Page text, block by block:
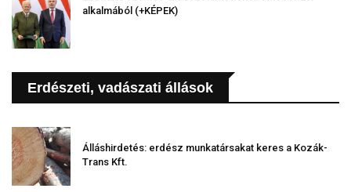
alkalmából (+KÉPEK)
Erdészeti, vadászati állások
Álláshirdetés: erdész munkatársakat keres a Kozák-
Trans Kft.